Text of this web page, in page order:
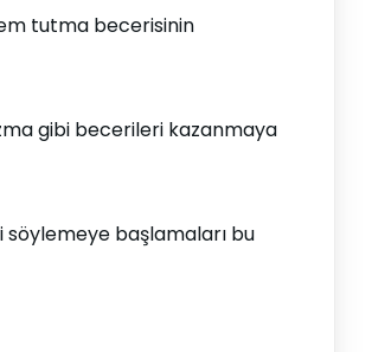
tutma becerisinin
gibi becerileri kazanmaya
söylemeye başlamaları bu